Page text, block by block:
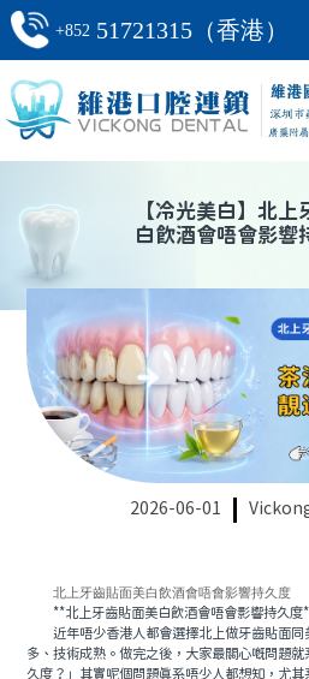
+852 51721315（香港）
【冷光美白】 北上
白飲酒會唔會影響
2026-06-01
北上牙齒貼面美白飲酒會唔會影響持久度
**北上牙齒貼面美白飲酒會唔會影響持久度
近年唔少香港人都會選擇北上做牙齒貼面
多、技術成熟。做完之後，大家最關心嘅問題
久度？」其實呢個問題真系唔少人都想知，尤